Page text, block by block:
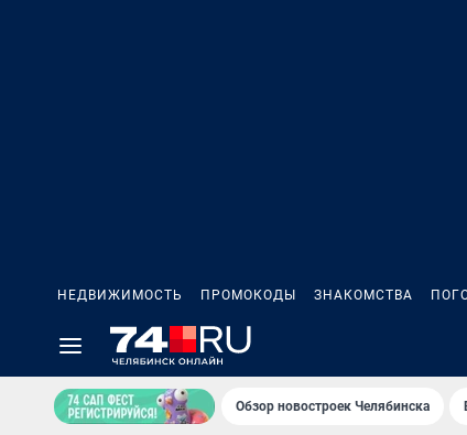
НЕДВИЖИМОСТЬ ПРОМОКОДЫ ЗНАКОМСТВА
Обзор новостроек Челябинска